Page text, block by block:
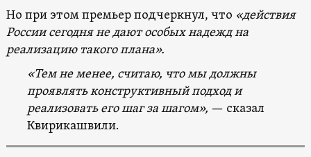
Но при этом премьер подчеркнул, что «действия
России сегодня не дают особых надежд на
реализацию такого плана».
«Тем не менее, считаю, что мы должны
проявлять конструктивный подход и
реализовать его шаг за шагом», — сказал
Квирикашвили.